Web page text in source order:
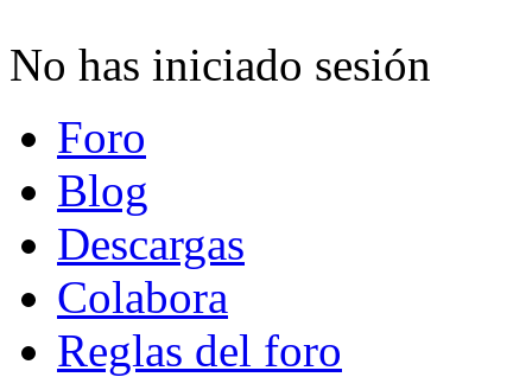
No has iniciado sesión
Foro
Blog
Descargas
Colabora
Reglas del foro